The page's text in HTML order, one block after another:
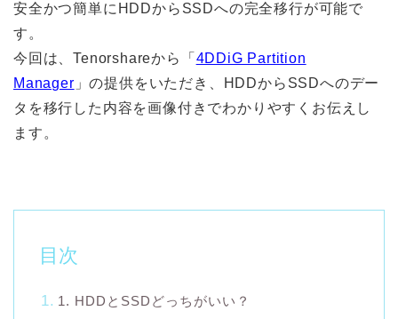
安全かつ簡単にHDDからSSDへの完全移行が可能で
す。
今回は、Tenorshareから「 4DDiG Partition
Manager 」の提供をいただき、HDDからSSDへのデー
タを移行した内容を画像付きでわかりやすくお伝えし
ます。
目次
1. HDDとSSDどっちがいい？